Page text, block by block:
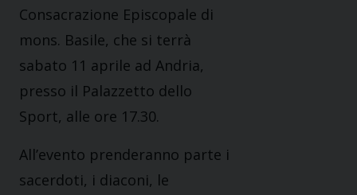
Consacrazione Episcopale di
mons. Basile, che si terrà
sabato 11 aprile ad Andria,
presso il Palazzetto dello
Sport, alle ore 17.30.
All’evento prenderanno parte i
sacerdoti, i diaconi, le